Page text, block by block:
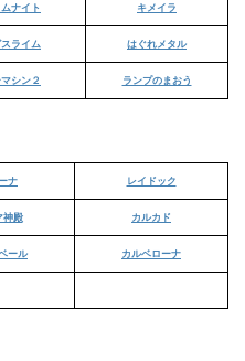
ナイト キメイラ
ライム はぐれメタル
シン２ ランプのまおう
ナ レイドック
神殿 カルカド
ール カルベローナ